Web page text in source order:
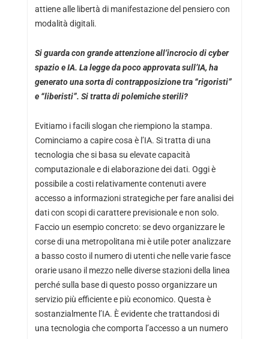
attiene alle libertà di manifestazione del pensiero con
modalità digitali.
Si guarda con grande attenzione all’incrocio di cyber
spazio e IA. La legge da poco approvata sull’IA, ha
generato una sorta di contrapposizione tra “rigoristi”
e “liberisti”. Si tratta di polemiche sterili?
Evitiamo i facili slogan che riempiono la stampa.
Cominciamo a capire cosa è l’IA. Si tratta di una
tecnologia che si basa su elevate capacità
computazionale e di elaborazione dei dati. Oggi è
possibile a costi relativamente contenuti avere
accesso a informazioni strategiche per fare analisi dei
dati con scopi di carattere previsionale e non solo.
Faccio un esempio concreto: se devo organizzare le
corse di una metropolitana mi è utile poter analizzare
a basso costo il numero di utenti che nelle varie fasce
orarie usano il mezzo nelle diverse stazioni della linea
perché sulla base di questo posso organizzare un
servizio più efficiente e più economico. Questa è
sostanzialmente l’IA. È evidente che trattandosi di
una tecnologia che comporta l’accesso a un numero